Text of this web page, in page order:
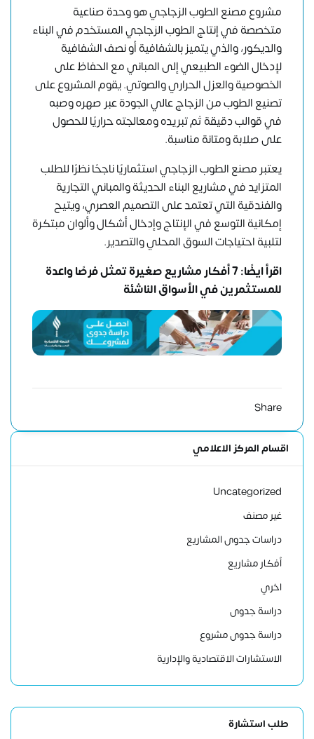
مشروع مصنع الطوب الزجاجي هو وحدة صناعية
متخصصة في إنتاج الطوب الزجاجي المستخدم في البناء
والديكور، والذي يتميز بالشفافية أو نصف الشفافية
لإدخال الضوء الطبيعي إلى المباني مع الحفاظ على
الخصوصية والعزل الحراري والصوتي. يقوم المشروع على
تصنيع الطوب من الزجاج عالي الجودة عبر صهره وصبه
في قوالب دقيقة ثم تبريده ومعالجته حراريًا للحصول
على صلابة ومتانة مناسبة.
يعتبر مصنع الطوب الزجاجي استثماريًا ناجحًا نظرًا للطلب
المتزايد في مشاريع البناء الحديثة والمباني التجارية
والفندقية التي تعتمد على التصميم العصري، ويتيح
إمكانية التوسع في الإنتاج وإدخال أشكال وألوان مبتكرة
لتلبية احتياجات السوق المحلي والتصدير.
اقرأ ايضًا:
7 أفكار مشاريع صغيرة تمثل فرصًا واعدة
للمستثمرين في الأسواق الناشئة
Share
اقسام المركز الاعلامي
Uncategorized
غير مصنف
دراسات جدوى المشاريع
أفكار مشاريع
اخري
دراسة جدوى
دراسة جدوى مشروع
الاستشارات الاقتصادية والإدارية
طلب استشارة